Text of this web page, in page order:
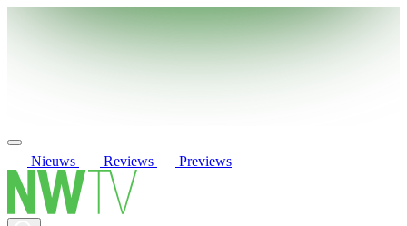
Nieuws Reviews Previews